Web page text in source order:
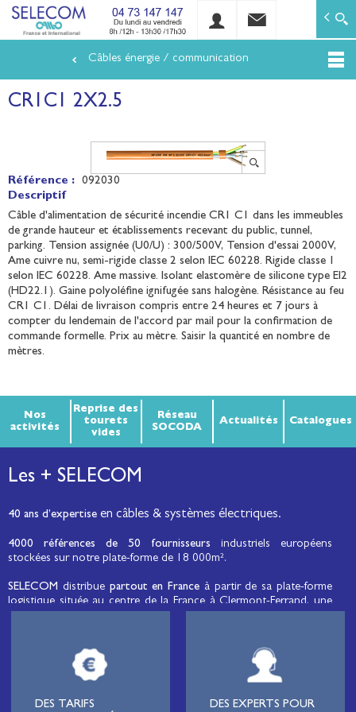
au
contenu
SELECOM
Matériels de réseaux électriques basse tension et
Câbles énergie / communication
CR1C1 2X2.5
Référence : 092030
Descriptif
Câble d'alimentation de sécurité incendie CR1 C1 dans les immeubles
de grande hauteur et établissements recevant du public, tunnel,
parking. Tension assignée (U0/U) : 300/500V, Tension d'essai 2000V,
Ame cuivre nu, semi-rigide classe 2 selon IEC 60228. Rigide classe 1
selon IEC 60228. Ame massive. Isolant elastomère de silicone type EI2
(HD22.1). Gaine polyoléfine ignifugée sans halogène. Résistance au feu
CR1 C1. Délai de livraison compris entre 24 heures et 7 jours à
compter du lendemain de l'accord par mail pour la confirmation de
commande formelle. Prix au mètre. Saisir la quantité en nombre de
mètres.
Nos
activités
Reprise des
tourets
vides
Réseau
SOCODA
Actualités Catalogues
Les + SELECOM
40 ans d’expertise en câbles & systèmes électriques.
4000 références de 50 fournisseurs industriels européens
stockées sur notre plate-forme de 18 000m².
SELECOM distribue partout en France à partir de sa plate-forme
logistique située au centre de la France à Clermont-Ferrand, une
, de matériel
d’éclairage public et d'éco-mobilité destinée aux professionnels de
Lignard, monteur de réseaux électriques, installateur électrique,
DES TARIFS
DES EXPERTS POUR